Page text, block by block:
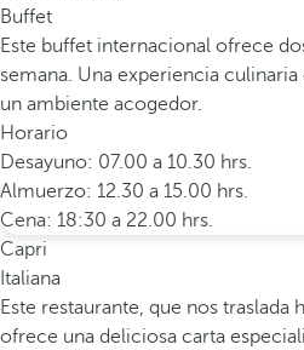
Buffet
Este buffet internacional ofrece
semana. Una experiencia
un ambiente acogedor.
Horario
Desayuno: 07.00 a 10.30 hrs.
Almuerzo: 12.30 a 15.00 hrs.
Cena: 18:30 a 22.00 hrs.
Capri
Italiana
Este restaurante, que nos traslada
ofrece una deliciosa carta